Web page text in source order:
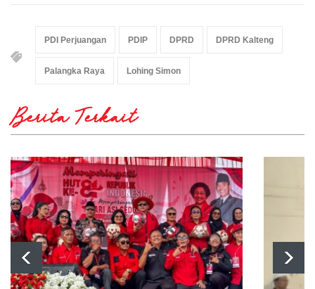
PDI Perjuangan PDIP DPRD DPRD Kalteng
Palangka Raya Lohing Simon
Berita Terkait